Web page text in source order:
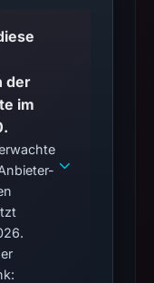
der
im